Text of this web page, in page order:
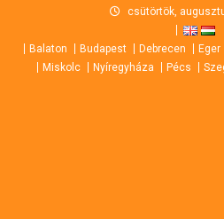
content
csütörtök,
Balaton Budapest Debrecen Eger
Miskolc
Nyíregyháza Pécs